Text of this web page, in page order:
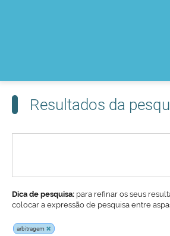
Resultados da
Dica de pesquisa: para refinar os seus
colocar a expressão de pesquisa entre
arbitragem